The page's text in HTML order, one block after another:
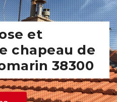
et
chapeau de
38300